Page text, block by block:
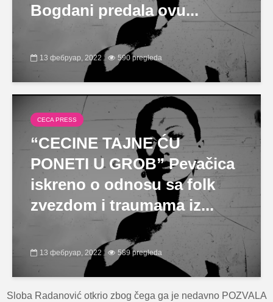
Bogdani predala ovu...
13 фебруар, 2022 590 pregleda
CECA PRESS
“CECINE TAJNE ĆU
PONETI U GROB” Pevačica
iskreno o odnosu sa folk
zvezdom i traumama iz...
13 фебруар, 2022 589 pregleda
Sloba Radanović otkrio zbog čega ga je nedavno POZVALA